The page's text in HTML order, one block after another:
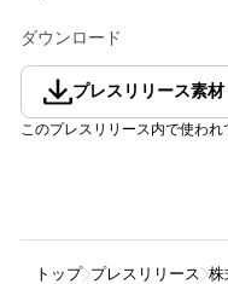
ダウンロード
プレスリリース素材
このプレスリリース内で使わ
トップ プレスリリース 株